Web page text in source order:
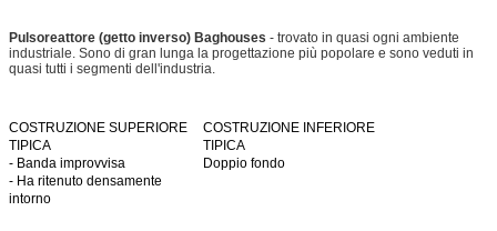
Pulsoreattore (getto inverso) Baghouses - trovato in quasi ogni ambiente
industriale. Sono di gran lunga la progettazione più popolare e sono veduti in
quasi tutti i segmenti dell'industria.
COSTRUZIONE SUPERIORE
TIPICA
- Banda improvvisa
- Ha ritenuto densamente
intorno
COSTRUZIONE INFERIORE
TIPICA
Doppio fondo